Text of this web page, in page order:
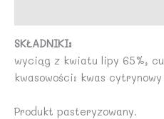
SKŁADNIKI:
wyciąg z kwiatu lipy 65%,
kwasowości: kwas cytrynowy
Produkt pasteryzowany.